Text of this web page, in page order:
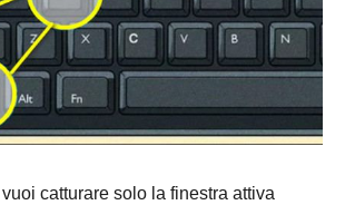
catturare solo la finestra attiva